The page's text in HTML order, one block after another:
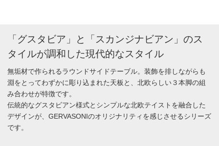
「グスタビア」と「スカンジナビアン」のス
タイルが調和した現代的なスタイル
無垢材で作られるラウンドサイドテーブル。装飾を排しながらも
淵をとってわずかに彫り込まれた天板と、北欧らしい３本脚の組
み合わせが特徴です。
伝統的なグスタビアン様式とシンプルな北欧テイストを融合した
デザインが、GERVASONIのオリジナリティを感じさせるシリーズ
です。